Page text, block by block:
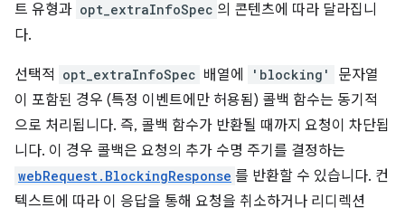
트 유형과 opt_extraInfoSpec 의 콘텐츠에 따라 달라집니
다.
선택적 opt_extraInfoSpec 배열에 'blocking'
문자열
이 포함된 경우 (특정 이벤트에만 허용됨) 콜백 함수는 동기적
으로 처리됩니다. 즉, 콜백 함수가 반환될 때까지 요청이 차단됩
니다. 이 경우 콜백은 요청의 추가 수명 주기를 결정하는
webRequest.BlockingResponse 를 반환할 수 있습니다. 컨
텍스트에 따라 이 응답을 통해 요청을 취소하거나 리디렉션